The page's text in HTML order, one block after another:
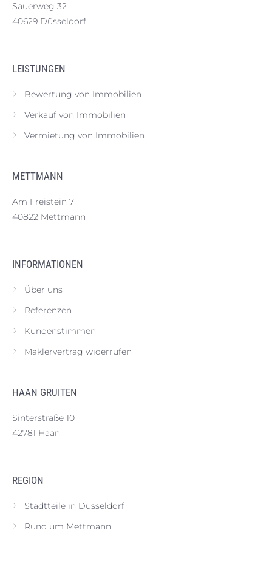
Sauerweg 32
40629 Düsseldorf
LEISTUNGEN
Bewertung von Immobilien
Verkauf von Immobilien
Vermietung von Immobilien
METTMANN
Am Freistein 7
40822 Mettmann
INFORMATIONEN
Über uns
Referenzen
Kundenstimmen
Maklervertrag widerrufen
HAAN GRUITEN
Sinterstraße 10
42781 Haan
REGION
Stadtteile in Düsseldorf
Rund um Mettmann